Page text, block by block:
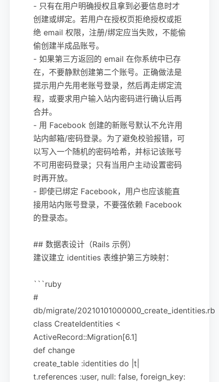
- 只有在用户明确授权且拿到必要信息时才
创建或绑定。若用户在授权页拒绝授权或拒
绝 email 权限，注册/绑定应当失败，不能偷
偷创建半成品账号。
- 如果第三方返回的 email 在你系统中已存
在，不要静默创建第二个账号。正确做法是
提示用户先用老账号登录，然后再走绑定流
程，或要求用户输入站内密码进行确认后再
合并。
- 用 Facebook 创建的新账号默认不允许用
站内邮箱/密码登录。为了避免校验报错，可
以写入一个随机的密码哈希，并标记该账号
不可用密码登录；只有当用户主动设置密码
时再开放。
- 即使已绑定 Facebook，用户也应该能直
接用站内账号登录，不要强依赖 Facebook
的登录态。
## 数据表设计（Rails 示例）
建议建立 identities 表维护第三方映射：
```ruby
#
db/migrate/20210101000000_create_identities.rb
class CreateIdentities <
ActiveRecord::Migration[6.1]
def change
create_table :identities do |t|
t.references :user, null: false, foreign_key: